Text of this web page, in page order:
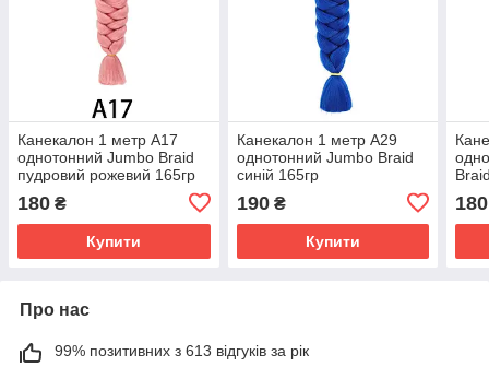
Канекалон 1 метр А17
однотонний Jumbo Braid
пудровий рожевий 165гр
180 ₴
Купити
Канекалон 1 метр А29
однотонний Jumbo Braid
синій 165гр
190₴
Купити
180
Про нас
99% позитивних з 613 відгуків за рік